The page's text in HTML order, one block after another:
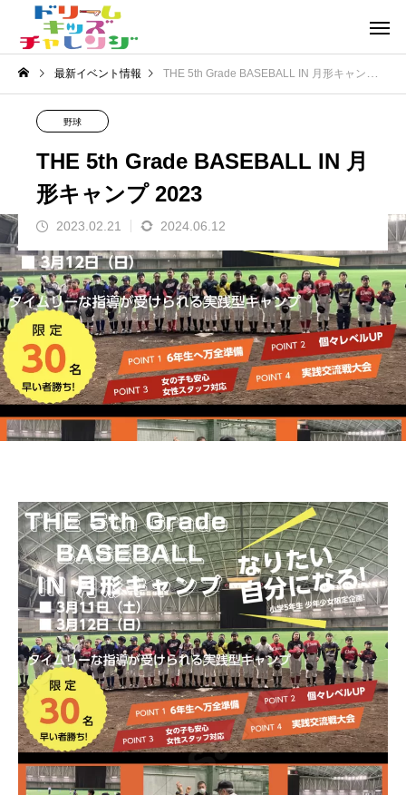
最新イベント情報 THE 5th Grade BASEBALL IN 月形キャンプ 2023
野球
THE 5th Grade BASEBALL IN 月
形キャンプ 2023
2023.02.21 2024.06.12